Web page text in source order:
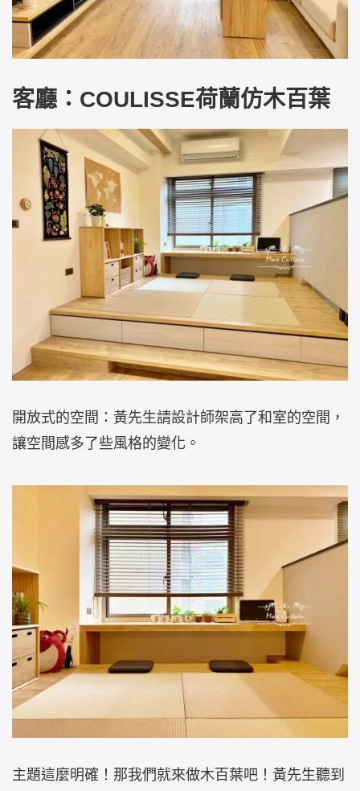
客廳：COULISSE荷蘭仿木百葉
開放式的空間：黃先生請設計師架高了和室的空間，
讓空間感多了些風格的變化。
主題這麼明確！那我們就來做木百葉吧！黃先生聽到